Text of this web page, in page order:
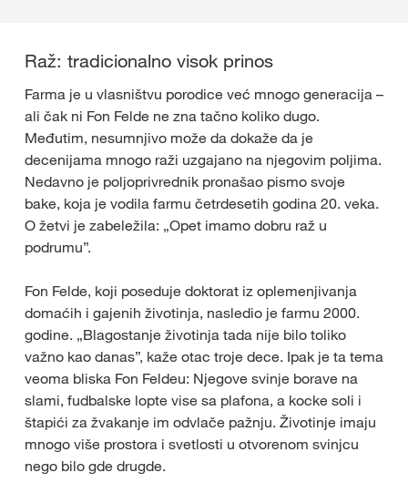
Raž: tradicionalno visok prinos
Farma je u vlasništvu porodice već mnogo generacija –
ali čak ni Fon Felde ne zna tačno koliko dugo.
Međutim, nesumnjivo može da dokaže da je
decenijama mnogo raži uzgajano na njegovim poljima.
Nedavno je poljoprivrednik pronašao pismo svoje
bake, koja je vodila farmu četrdesetih godina 20. veka.
O žetvi je zabeležila: „Opet imamo dobru raž u
podrumu”.
Fon Felde, koji poseduje doktorat iz oplemenjivanja
domaćih i gajenih životinja, nasledio je farmu 2000.
godine. „Blagostanje životinja tada nije bilo toliko
važno kao danas”, kaže otac troje dece. Ipak je ta tema
veoma bliska Fon Feldeu: Njegove svinje borave na
slami, fudbalske lopte vise sa plafona, a kocke soli i
štapići za žvakanje im odvlače pažnju. Životinje imaju
mnogo više prostora i svetlosti u otvorenom svinjcu
nego bilo gde drugde.